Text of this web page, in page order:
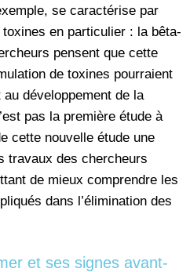
se caractérise par
en particulier : la bêta-
pensent que cette
de toxines pourraient
développement de la
pas la première étude à
cette nouvelle étude une
travaux des chercheurs
de mieux comprendre les
dans l’élimination des
et ses signes avant-